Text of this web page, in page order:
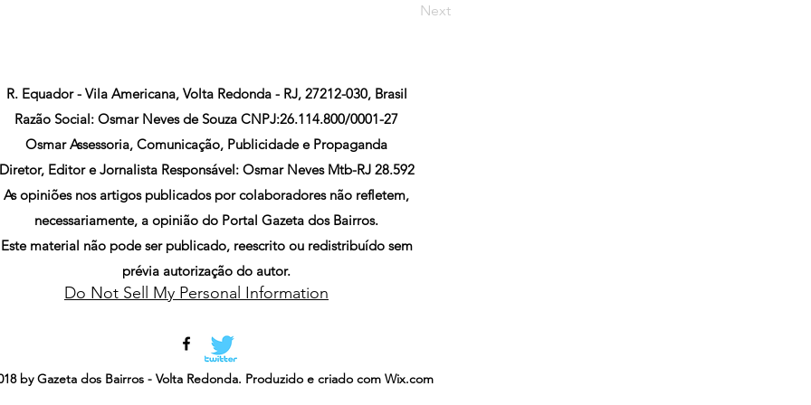
Next
R. Equador - Vila Americana, Volta Redonda - RJ, 27212-030, Brasil
Razão Social: Osmar Neves de Souza CNPJ:26.114.800/0001-27
Osmar Assessoria, Comunicação, Publicidade e Propaganda
Diretor, Editor e Jornalista Responsável: Osmar Neves Mtb-RJ 28.592
As opiniões nos artigos publicados por colaboradores não refletem,
necessariamente, a opinião do Portal Gazeta dos Bairros.
Este material não pode ser publicado, reescrito ou redistribuído sem
prévia autorização do autor.
Do Not Sell My Personal Information
by Gazeta dos Bairros - Volta Redonda. Produzido e criado com Wix.com